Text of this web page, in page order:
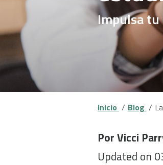
Impulsa tu
Inicio Blog
Por Vicci
Updated on